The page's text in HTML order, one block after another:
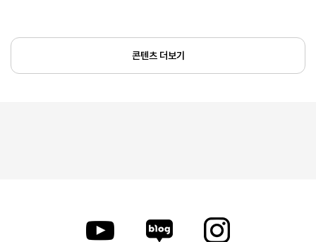
콘텐츠 더보기